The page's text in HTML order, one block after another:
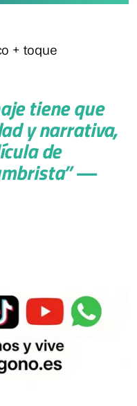
+ toque
tiene que
y narrativa,
de
—